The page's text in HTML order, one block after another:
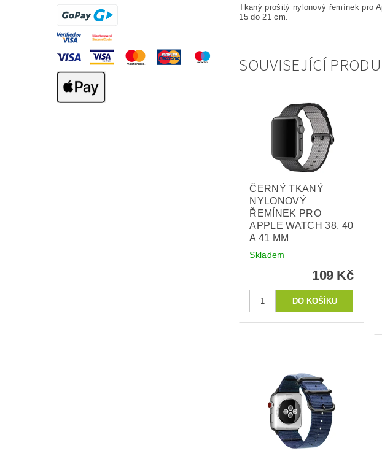
Tkaný prošitý nylonový řemínek pro
15 do 21 cm.
SOUVISEJÍCÍ
ČERNÝ TKANÝ
NYLONOVÝ
ŘEMÍNEK PRO
APPLE WATCH 38, 40
A 41 MM
Skladem
109 Kč